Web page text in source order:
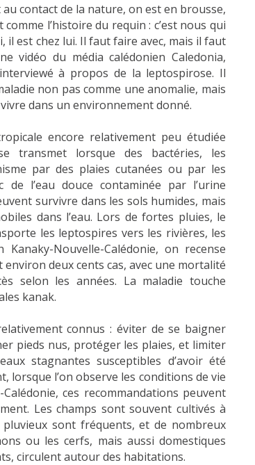
contact de la nature, on est en brousse,
l’histoire du requin : c’est nous qui
il est chez lui. Il faut faire avec, mais il faut
vidéo du média calédonien Caledonia,
à propos de la leptospirose. Il
non pas comme une anomalie, mais
dans un environnement donné.
encore relativement peu étudiée
transmet lorsque des bactéries, les
par des plaies cutanées ou par les
de l’eau douce contaminée par l’urine
survivre dans les sols humides, mais
dans l’eau. Lors de fortes pluies, le
les leptospires vers les rivières, les
Nouvelle-Calédonie, on recense
deux cents cas, avec une mortalité
selon les années. La maladie touche
kanak.
connus : éviter de se baigner
pieds nus, protéger les plaies, et limiter
stagnantes susceptibles d’avoir été
lorsque l’on observe les conditions de vie
ces recommandations peuvent
Les champs sont souvent cultivés à
sont fréquents, et de nombreux
ou les cerfs, mais aussi domestiques
circulent autour des habitations.